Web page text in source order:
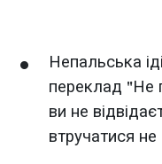
Непальська
переклад "Не
ви не
втручатися не